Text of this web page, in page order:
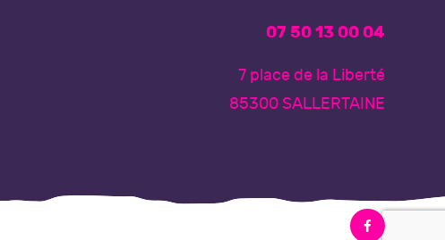
07 50 13 00 04
7 place de la Liberté
85300 SALLERTAINE